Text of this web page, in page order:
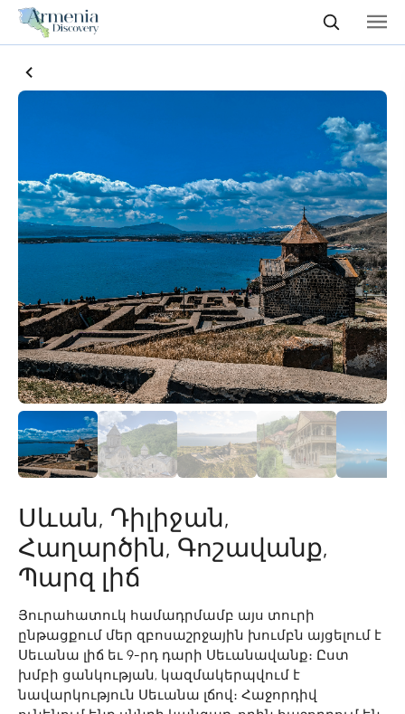
Սևան, Դիլիջան,
Հաղարծին, Գոշավանք,
Պարզ լիճ
Յուրահատուկ համադրմամբ այս տուրի
ընթացքում մեր զբոսաշրջային խումբն այցելում է
Սեւանա լիճ եւ 9-րդ դարի Սեւանավանք։ Ըստ
խմբի ցանկության, կազմակերպվում է
նավարկություն Սեւանա լճով։ Հաջորդիվ